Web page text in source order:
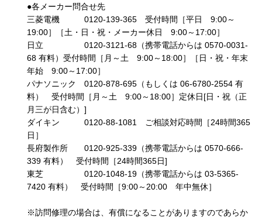
●各メーカー問合せ先
三菱電機 0120-139-365 受付時間［平日 9:00～
19:00］［土・日・祝・メーカー休日 9:00～17:00］
日立 0120-3121-68（携帯電話からは 0570-0031-
68 有料）受付時間［月～土 9:00～18:00］［日・祝・年末
年始 9:00～17:00］
パナソニック 0120-878-695（もしくは 06-6780-2554 有
料） 受付時間［月～土 9:00～18:00］定休日[日・祝（正
月三が日含む）]
ダイキン 0120-88-1081 ご相談対応時間［24時間365
日］
長府製作所 0120-925-339（携帯電話からは 0570-666-
339 有料） 受付時間［24時間365日]
東芝 0120-1048-19（携帯電話からは 03-5365-
7420 有料） 受付時間［9:00～20:00 年中無休］
※訪問修理の場合は、有償になることがありますのであらか